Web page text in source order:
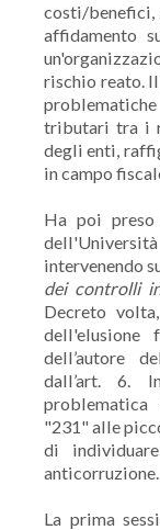
costi/benefici,
affidamento
rischio reato.
tributari tra i
degli enti,
in campo
Ha poi
intervenendo
dei controlli
Decreto
dell'elusione
dell’autore
dall’art. 6.
"231" alle
di
anticorruzione.
La prima